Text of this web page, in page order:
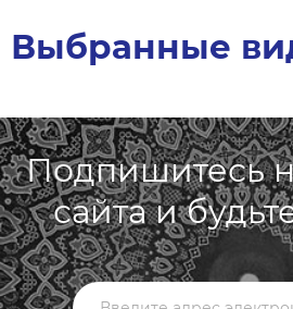
Выбранные
Подпишитесь
сайта и